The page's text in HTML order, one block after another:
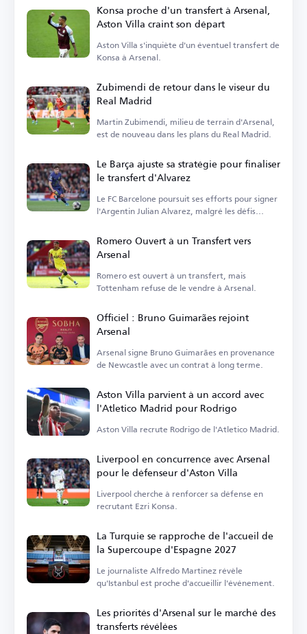
Konsa proche d'un transfert à Arsenal,
Aston Villa craint son départ
Aston Villa s'inquiète d'un éventuel transfert de
Konsa à Arsenal.
Zubimendi de retour dans le viseur du
Real Madrid
Martin Zubimendi, milieu de terrain d'Arsenal,
est de nouveau dans les plans du Real Madrid.
Le Barça ajuste sa stratégie pour finaliser
le transfert d'Alvarez
Le FC Barcelone poursuit ses efforts pour signer
l'Argentin Julian Alvarez, malgré les défis
Romero Ouvert à un Transfert vers
Arsenal
Romero est ouvert à un transfert, mais
Tottenham refuse de le vendre à Arsenal.
Officiel : Bruno Guimarães rejoint
Arsenal
Arsenal signe Bruno Guimarães en provenance
de Newcastle avec un contrat à long terme.
Aston Villa parvient à un accord avec
l'Atletico Madrid pour Rodrigo
Aston Villa recrute Rodrigo de l'Atletico Madrid.
Liverpool en concurrence avec Arsenal
pour le défenseur d'Aston Villa
Liverpool cherche à renforcer sa défense en
recrutant Ezri Konsa.
La Turquie se rapproche de l'accueil de
la Supercoupe d'Espagne 2027
Le journaliste Alfredo Martinez révèle
qu'Istanbul est proche d'accueillir l'événement.
Les priorités d'Arsenal sur le marché des
transferts révélées